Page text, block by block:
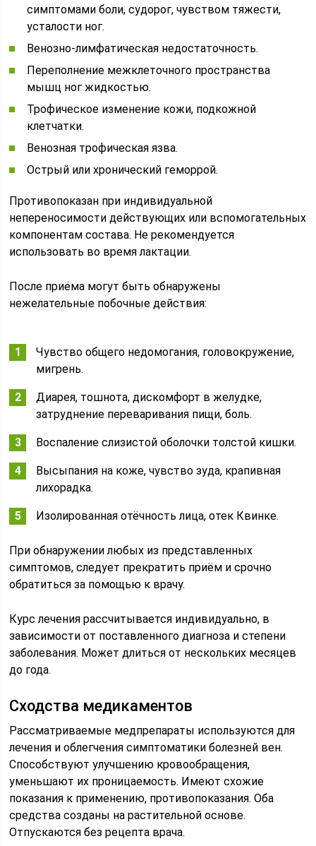
симптомами боли, судорог, чувством тяжести,
усталости ног.
Венозно-лимфатическая недостаточность.
Переполнение межклеточного пространства
мышц ног жидкостью.
Трофическое изменение кожи, подкожной
клетчатки.
Венозная трофическая язва.
Острый или хронический геморрой.
Противопоказан при индивидуальной
непереносимости действующих или вспомогательных
компонентам состава. Не рекомендуется
использовать во время лактации.
После приёма могут быть обнаружены
нежелательные побочные действия:
Чувство общего недомогания, головокружение,
мигрень.
Диарея, тошнота, дискомфорт в желудке,
затруднение переваривания пищи, боль.
Воспаление слизистой оболочки толстой кишки.
Высыпания на коже, чувство зуда, крапивная
лихорадка.
Изолированная отёчность лица, отек Квинке.
При обнаружении любых из представленных
симптомов, следует прекратить приём и срочно
обратиться за помощью к врачу.
Курс лечения рассчитывается индивидуально, в
зависимости от поставленного диагноза и степени
заболевания. Может длиться от нескольких месяцев
до года.
Сходства медикаментов
Рассматриваемые медпрепараты используются для
лечения и облегчения симптоматики болезней вен.
Способствуют улучшению кровообращения,
уменьшают их проницаемость. Имеют схожие
показания к применению, противопоказания. Оба
средства созданы на растительной основе.
Отпускаются без рецепта врача.